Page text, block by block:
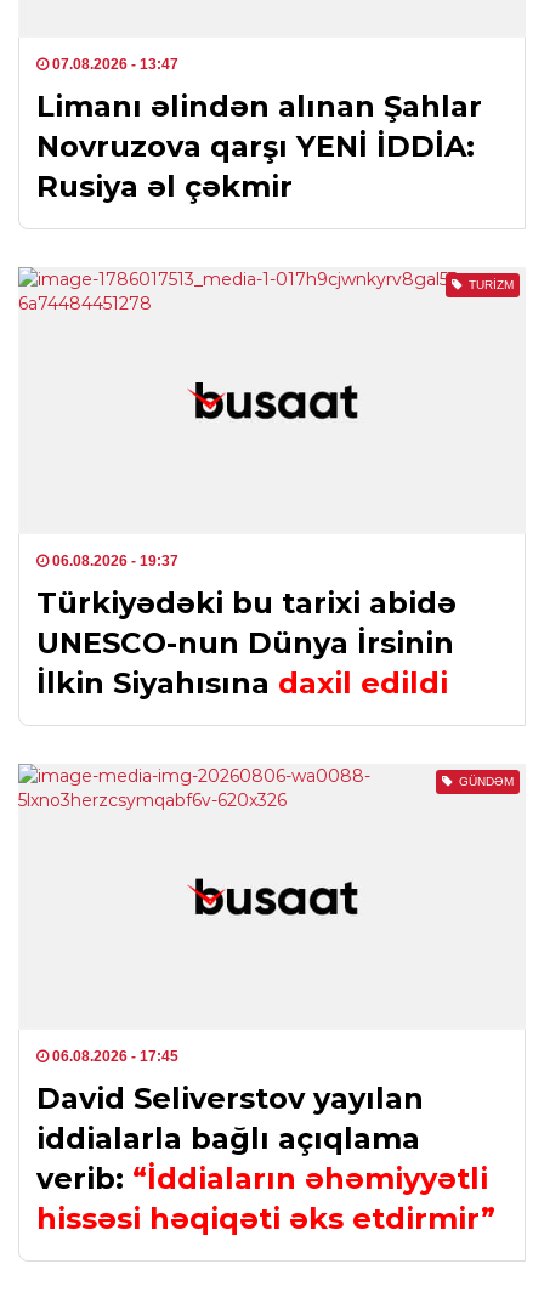
07.08.2026 - 13:47
Limanı əlindən alınan Şahlar
Novruzova qarşı YENİ İDDİA:
Rusiya əl çəkmir
TURIZM
06.08.2026 - 19:37
Türkiyədəki bu tarixi abidə
UNESCO-nun Dünya İrsinin
İlkin Siyahısına daxil edildi
GÜNDƏM
06.08.2026 - 17:45
David Seliverstov yayılan
iddialarla bağlı açıqlama
verib: “İddiaların əhəmiyyətli
hissəsi həqiqəti əks etdirmir”